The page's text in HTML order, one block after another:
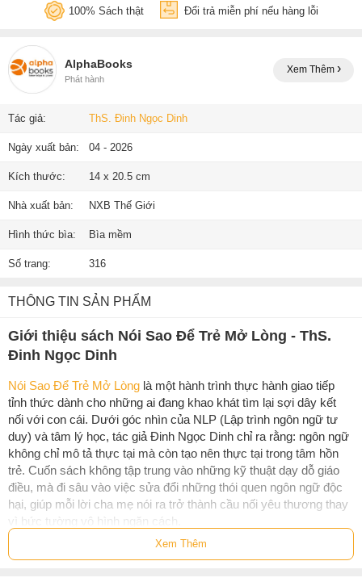
100% Sách thật Đổi trả miễn phí nếu hàng lỗi
AlphaBooks
Phát hành
Xem Thêm
Tác giả: ThS. Đinh Ngọc Dinh
Ngày xuất bản: 04 - 2026
Kích thước: 14 x 20.5 cm
Nhà xuất bản: NXB Thế Giới
Hình thức bìa: Bìa mềm
Số trang: 316
THÔNG TIN SẢN PHẨM
Giới thiệu sách Nói Sao Để Trẻ Mở Lòng - ThS.
Đinh Ngọc Dinh
Nói Sao Để Trẻ Mở Lòng là một hành trình thực hành giao tiếp
tỉnh thức dành cho những ai đang khao khát tìm lại sợi dây kết
nối với con cái. Dưới góc nhìn của NLP (Lập trình ngôn ngữ tư
duy) và tâm lý học, tác giả Đinh Ngọc Dinh chỉ ra rằng: ngôn ngữ
không chỉ mô tả thực tại mà còn tạo nên thực tại trong tâm hồn
trẻ. Cuốn sách không tập trung vào những kỹ thuật dạy dỗ giáo
điều, mà đi sâu vào việc sửa đổi những thói quen ngôn ngữ độc
hại, giúp mỗi lời cha mẹ nói ra trở thành cầu nối yêu thương thay
vì bức tường vô hình ngăn cách.
Cuốn sách được cấu trúc khoa học, giúp cha mẹ dễ dàng nhận
Xem Thêm